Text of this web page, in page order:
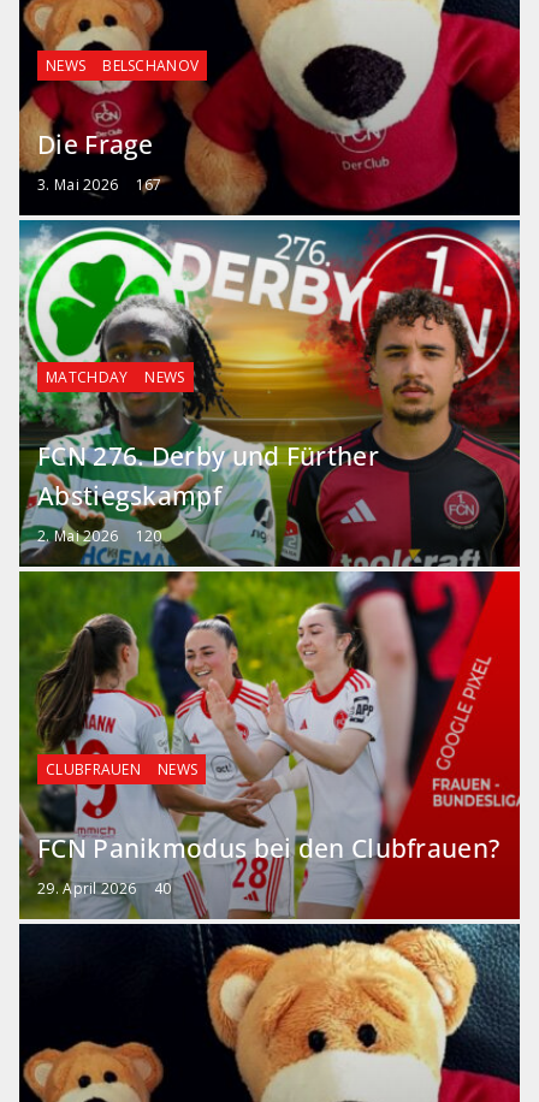
NEWS BELSCHANOV
Die Frage
3. Mai 2026 167
MATCHDAY NEWS
FCN 276. Derby und Fürther
Abstiegskampf
2. Mai 2026 120
CLUBFRAUEN NEWS
FCN Panikmodus bei den Clubfrauen?
29. April 2026 40